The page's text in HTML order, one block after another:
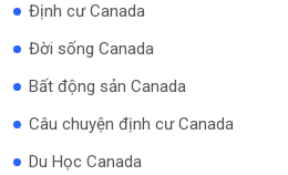
Định cư Canada
Đời sống Canada
Bất động sản Canada
Câu chuyện định cư Canada
Du Học Canada